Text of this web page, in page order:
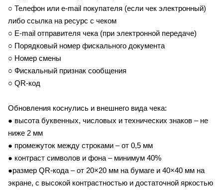
○ Телефон или e-mail покупателя (если чек электронный)
либо ссылка на ресурс с чеком
○ E-mail отправителя чека (при электронной передаче)
○ Порядковый номер фискального документа
○ Номер смены
○ Фискальный признак сообщения
○ QR-код
Обновления коснулись и внешнего вида чека:
● высота буквенных, числовых и технических знаков – не
ниже 2 мм
● промежуток между строками – от 0,5 мм
● контраст символов и фона – минимум 40%
●размер QR-кода – от 20×20 мм на бумаге и 40×40 мм на
экране, с высокой контрастностью и достаточной яркостью